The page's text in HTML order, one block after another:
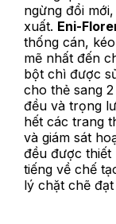
ngừng đổi
xuất. Eni-
thống cán,
mẽ nhất đến
bột chì được
cho thẻ sang
đều và trọng
hết các trang
và giám sát
đều được thiết
tiếng về chế
lý chặt chẽ